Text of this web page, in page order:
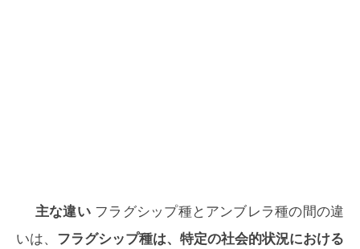
主な違いフラグシップ種とアンブレラ種の間の違
いは、 フラグシップ種は、特定の社会的状況における